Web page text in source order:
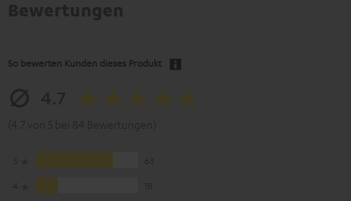
So bewerten Kunden dieses Produkt